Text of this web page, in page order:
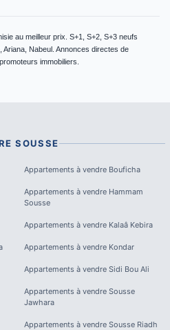
au meilleur prix. S+1, S+2, S+3 neufs
Nabeul. Annonces directes de
immobiliers.
SOUSSE
Appartements à vendre Bouficha
Appartements à vendre Hammam
Sousse
Appartements à vendre Kalaâ Kebira
Appartements à vendre Kondar
Appartements à vendre Sidi Bou Ali
Appartements à vendre Sousse
Jawhara
Appartements à vendre Sousse Riadh